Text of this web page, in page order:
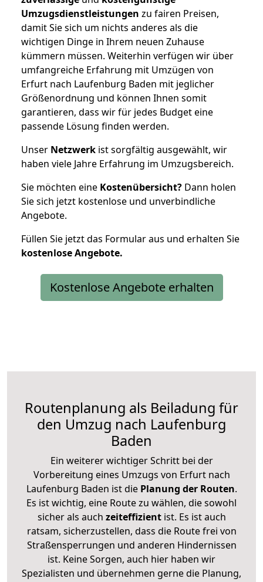
Umzugsdienstleistungen zu fairen Preisen,
damit Sie sich um nichts anderes als die
wichtigen Dinge in Ihrem neuen Zuhause
kümmern müssen. Weiterhin verfügen wir über
umfangreiche Erfahrung mit Umzügen von
Erfurt nach Laufenburg Baden mit jeglicher
Größenordnung und können Ihnen somit
garantieren, dass wir für jedes Budget eine
passende Lösung finden werden.
Unser Netzwerk ist sorgfältig ausgewählt, wir
haben viele Jahre Erfahrung im Umzugsbereich.
Sie möchten eine Kostenübersicht? Dann holen
Sie sich jetzt kostenlose und unverbindliche
Angebote.
Füllen Sie jetzt das Formular aus und erhalten Sie
kostenloseAngebote.
Kostenlose Angebote erhalten
Routenplanung als Beiladung für
den Umzug nach Laufenburg
Baden
Ein weiterer wichtiger Schritt bei der
Vorbereitung eines Umzugs von Erfurt nach
Laufenburg Baden ist diePlanung der Routen.
Es ist wichtig, eine Route zu wählen, die sowohl
sicher als auch zeiteffizientist. Es ist auch
ratsam, sicherzustellen, dass die Route frei von
Straßensperrungen und anderen Hindernissen
ist. Keine Sorgen, auch hier haben wir
Spezialisten und übernehmen gerne die Planung,